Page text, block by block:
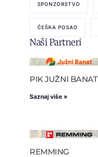
SPONZORSTVO
ČEŠKA POSAO
Naši Partneri
PIK JUŽNI BANAT
Saznaj više »
REMMING